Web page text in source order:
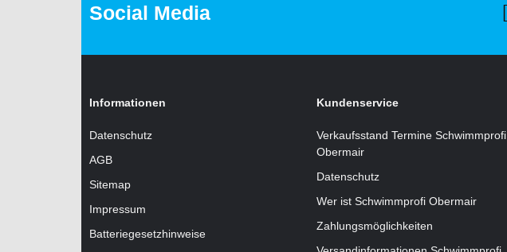
Social Media
Informationen
Datenschutz
AGB
Sitemap
Impressum
Batteriegesetzhinweise
Kundenservice
Verkaufsstand Termine Schwimmprofi
Obermair
Datenschutz
Wer ist Schwimmprofi Obermair
Zahlungsmöglichkeiten